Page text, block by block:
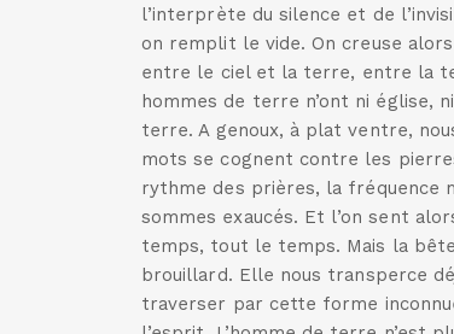
l’interprète du silence et de
on remplit le vide. On creuse
entre le ciel et la terre, entre la
hommes de terre n’ont ni église,
terre. A genoux, à plat ventre,
mots se cognent contre les
rythme des prières, la fréquence
sommes exaucés. Et l’on sent
temps, tout le temps. Mais la
brouillard. Elle nous transperce
traverser par cette forme